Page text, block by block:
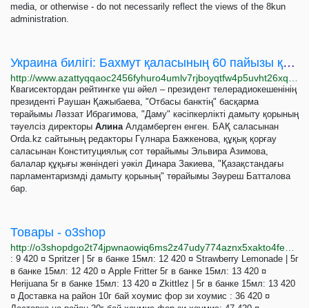
media, or otherwise - do not necessarily reflect the views of the 8kun
administration.
Украина билігі: Бахмут қаласының 60 пайызы қирады
Квагисектордан рейтингке үш әйел – президент телерадиокешенінің
президенті Раушан Қажыбаева, "Отбасы банктің" басқарма
төрайымы Ләззат Ибрагимова, "Даму" кәсіпкерлікті дамыту қорының
тәуелсіз директоры АлинаАлдамберген енген. БАҚ саласынан
Orda.kz сайтының редакторы Гүлнара Бажкенова, құқық қорғау
саласынан Конституциялық сот төрайымы Эльвира Азимова,
балалар құқығы жөніндегі уәкіл Динара Закиева, "Қазақстандағы
парламентаризмді дамыту қорының" төрайымы Зәуреш Батталова
бар.
Товары - o3shop
: 9 420 ¤ Spritzer | 5г в банке 15мл: 12 420 ¤ Strawberry Lemonade | 5г
в банке 15мл: 12 420 ¤ Apple Fritter 5г в банке 15мл: 13 420 ¤
Herijuana 5г в банке 15мл: 13 420 ¤ Zkittlez | 5г в банке 15мл: 13 420
¤ Доставка на район 10г бай хоумис фор зи хоумис : 36 420 ¤